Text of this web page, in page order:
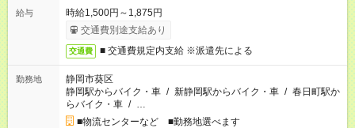
給与
時給1,500円～1,875円
交通費別途支給あり
交通費 ■ 交通費規定内支給 ※派遣先による
勤務地
静岡市葵区
静岡駅からバイク・車 / 新静岡駅からバイク・車 / 春日町駅か
らバイク・車 / …
■物流センターなど ■勤務地選べます